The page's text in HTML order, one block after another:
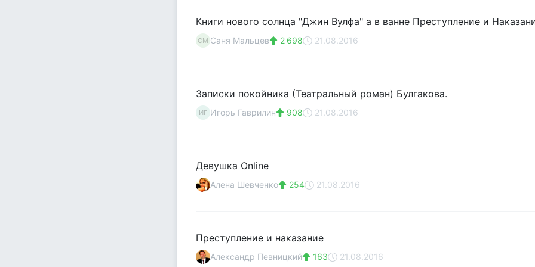
Книги нового солнца "Джин Вулфа" а в ванне Преступление и
СМ Саня Мальцев 2 698 21.08.2016
Записки покойника (Театральный роман) Булгакова.
ИГ Игорь Гаврилин 908 21.08.2016
Девушка Online
Алена Шевченко 254 21.08.2016
Преступление и наказание
Александр Певницкий 163 21.08.2016